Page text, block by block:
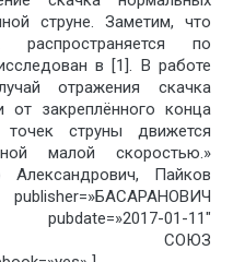
струне. Заметим, что
по
в [1]. В работе
отражения скачка
от закреплённого конца
струны движется
малой скоростью.»
Пайков
01-11″
СОЮЗ